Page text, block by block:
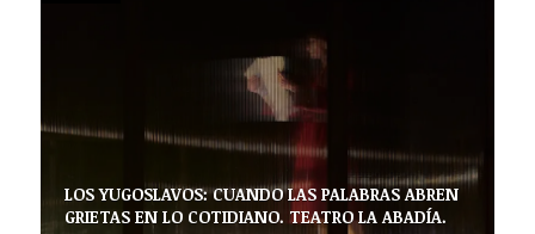
LOS YUGOSLAVOS: CUANDO LAS PALABRAS ABREN
GRIETAS EN LO COTIDIANO. TEATRO LA ABADÍA.